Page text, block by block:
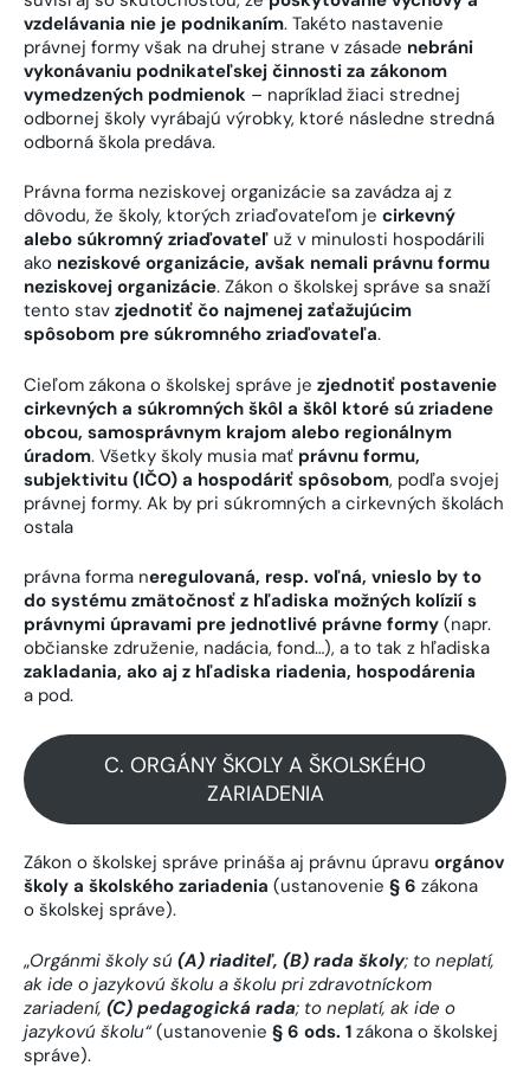
vzdelávania nie je podnikaním. Takéto nastavenie
právnej formy však na druhej strane v zásade nebráni
vykonávaniu podnikateľskej činnosti za zákonom
vymedzených podmienok – napríklad žiaci strednej
odbornej školy vyrábajú výrobky, ktoré následne stredná
odborná škola predáva.
Právna forma neziskovej organizácie sa zavádza aj z
dôvodu, že školy, ktorých zriaďovateľom je cirkevný
alebo súkromný zriaďovateľ už v minulosti hospodárili
ako neziskové organizácie, avšak nemali právnu formu
neziskovej organizácie. Zákon o školskej správe sa snaží
tento stav zjednotiť čo najmenej zaťažujúcim
spôsobom pre súkromného zriaďovateľa.
Cieľom zákona o školskej správe je zjednotiť postavenie
cirkevných a súkromných škôl a škôl ktoré sú zriadene
obcou, samosprávnym krajom alebo regionálnym
úradom. Všetky školy musia mať právnu formu,
subjektivitu (IČO) a hospodáriť spôsobom, podľa svojej
právnej formy. Ak by pri súkromných a cirkevných školách
ostala
právna forma neregulovaná, resp. voľná, vnieslo by to
do systému zmätočnosť z hľadiska možných kolízií s
právnymi úpravami pre jednotlivé právne formy (napr.
občianske združenie, nadácia, fond…), a to tak z hľadiska
zakladania, ako aj z hľadiska riadenia, hospodárenia
a pod.
C. ORGÁNY ŠKOLY A ŠKOLSKÉHO
ZARIADENIA
Zákon o školskej správe prináša aj právnu úpravu orgánov
školy a školského zariadenia (ustanovenie § 6 zákona
o školskej správe).
„Orgánmi školy sú (A) riaditeľ, (B) rada školy; to neplatí,
ak ide o jazykovú školu a školu pri zdravotníckom
zariadení, (C) pedagogická rada; to neplatí, ak ide o
jazykovú školu“(ustanovenie § 6 ods. 1 zákona o školskej
správe).